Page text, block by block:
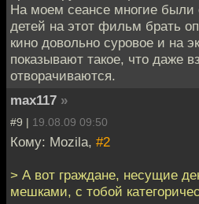
На моем сеансе многие были
детей на этот фильм брать
кино довольно суровое и на
показывают такое, что даже
отворачиваются.
max117 »
#9 | 19.08.09 09:50
Кому: Mozila, #2
> А вот граждане, несущие
мешками, с тобой